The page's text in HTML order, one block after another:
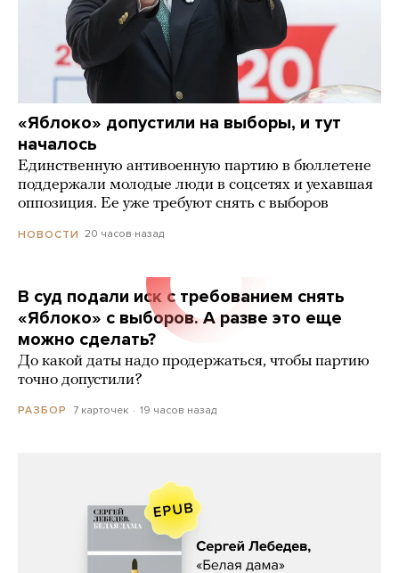
«Яблоко» допустили на выборы, и тут
началось
Единственную антивоенную партию в бюллетене
поддержали молодые люди в соцсетях и уехавшая
оппозиция. Ее уже требуют снять с выборов
НОВОСТИ 20 часов назад
В суд подали иск с требованием снять
«Яблоко» с выборов. А разве это еще
можно сделать?
До какой даты надо продержаться, чтобы партию
точно допустили?
РАЗБОР 7 карточек 19 часов назад